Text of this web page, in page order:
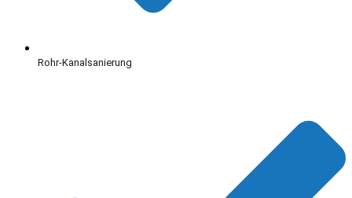
Rohr-Kanalsanierung